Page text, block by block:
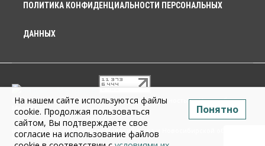
ПОЛИТИКА КОНФИДЕНЦИАЛЬНОСТИ ПЕРСОНАЛЬНЫХ
ДАННЫХ
© 2026 г. Общество с ограниченной ответственностью «Новосибирск
Медиа» 18+
Infopro54 - Важные новости Новосибирска и Новосибирской области.
Новости Сибири
На нашем сайте используются файлы
cookie. Продолжая пользоваться
сайтом, Вы подтверждаете свое
согласие на использование файлов
Понятно